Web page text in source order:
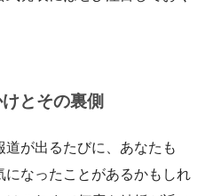
とその裏側
が出るたびに、あなたも
になったことがあるかもしれ